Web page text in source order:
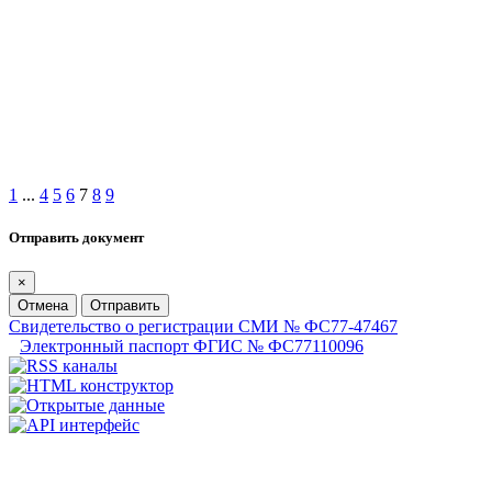
1 ... 4 5 6 7 8 9
Отправить документ
×
Отмена
Отправить
Свидетельство о регистрации СМИ № ФС77-47467
Электронный паспорт ФГИС № ФС77110096